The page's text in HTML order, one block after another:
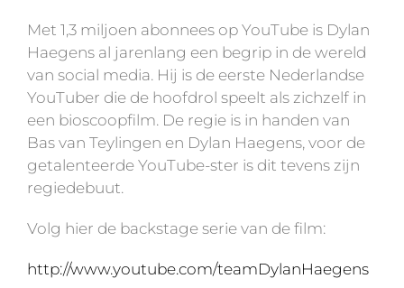
Met 1,3 miljoen abonnees op YouTube is Dylan
Haegens al jarenlang een begrip in de wereld
van social media. Hij is de eerste Nederlandse
YouTuber die de hoofdrol speelt als zichzelf in
een bioscoopfilm. De regie is in handen van
Bas van Teylingen en Dylan Haegens, voor de
getalenteerde YouTube-ster is dit tevens zijn
regiedebuut.
Volg hier de backstage serie van de film:
http://www.youtube.com/teamDylanHaegens